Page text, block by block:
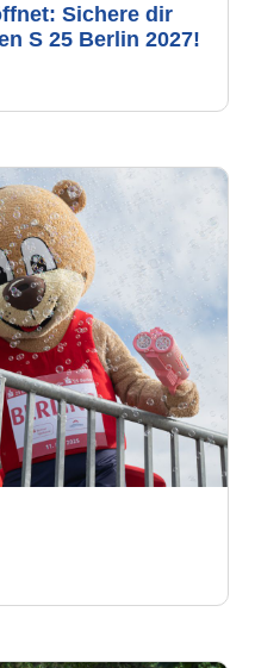
Sichere dir
S 25 Berlin 2027!